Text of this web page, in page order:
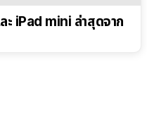
iPad mini ล่าสุดจาก